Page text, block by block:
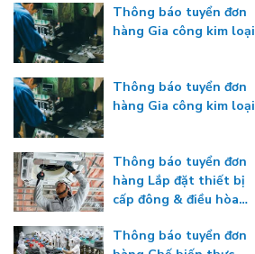
Thông báo tuyển đơn
hàng Gia công kim loại
Thông báo tuyển đơn
hàng Gia công kim loại
Thông báo tuyển đơn
hàng Lắp đặt thiết bị
cấp đông & điều hòa
Thông báo tuyển đơn